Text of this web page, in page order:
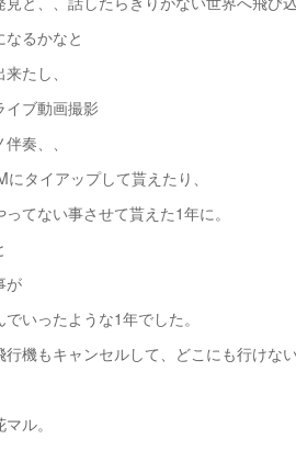
るかなと
たし、
イブ動画撮影
奏、、
タイアップして貰えたり、
てない事させて貰えた1年に。
が
いったような1年でした。
行機もキャンセルして、どこにも行けな
ル。